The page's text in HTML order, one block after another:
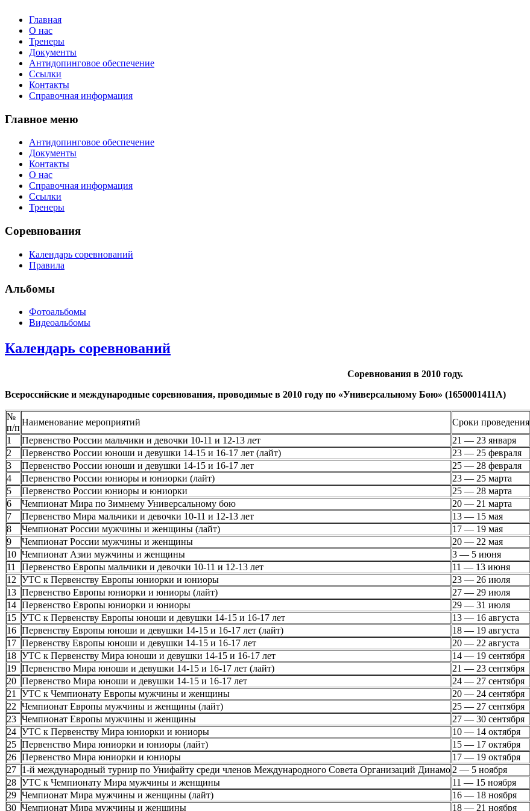
Главная
О нас
Тренеры
Документы
Антидопинговое обеспечение
Ссылки
Контакты
Справочная информация
Главное меню
Антидопинговое обеспечение
Документы
Контакты
О нас
Справочная информация
Ссылки
Тренеры
Соревнования
Календарь соревнований
Правила
Альбомы
Фотоальбомы
Видеоальбомы
Календарь соревнований
Соревнования в 2010 году.
Всероссийские и международные соревнования, проводимые в 2010 году по «Универсальному Бою» (1650001411А)
№
п/п
Наименование мероприятий Сроки проведения
1
Первенство России мальчики и девочки 10-11 и 12-13 лет 21 — 23 января
2
Первенство России юноши и девушки 14-15 и 16-17 лет (лайт) 23 — 25 февраля
3
Первенство России юноши и девушки 14-15 и 16-17 лет 25 — 28 февраля
4
Первенство России юниоры и юниорки (лайт) 23 — 25 марта
5
Первенство России юниоры и юниорки 25 — 28 марта
6
Чемпионат Мира по Зимнему Универсальному бою 20 — 21 марта
7
Первенство Мира мальчики и девочки 10-11 и 12-13 лет 13 — 15 мая
8
Чемпионат России мужчины и женщины (лайт) 17 — 19 мая
9
Чемпионат России мужчины и женщины 20 — 22 мая
10 Чемпионат Азии мужчины и женщины 3 — 5 июня
11
Первенство Европы мальчики и девочки 10-11 и 12-13 лет 11 — 13 июня
12 УТС к Первенству Европы юниорки и юниоры 23 — 26 июля
13 Первенство Европы юниорки и юниоры (лайт) 27 — 29 июля
14 Первенство Европы юниорки и юниоры 29 — 31 июля
15 УТС к Первенству Европы юноши и девушки 14-15 и 16-17 лет 13 — 16 августа
16 Первенству Европы юноши и девушки 14-15 и 16-17 лет (лайт) 18 — 19 августа
17 Первенству Европы юноши и девушки 14-15 и 16-17 лет 20 — 22 августа
18 УТС к Первенству Мира юноши и девушки 14-15 и 16-17 лет 14 — 19 сентября
19 Первенство Мира юноши и девушки 14-15 и 16-17 лет (лайт) 21 — 23 сентября
20 Первенство Мира юноши и девушки 14-15 и 16-17 лет 24 — 27 сентября
21
УТС к Чемпионату Европы мужчины и женщины 20 — 24 сентября
22 Чемпионат Европы мужчины и женщины (лайт) 25 — 27 сентября
23 Чемпионат Европы мужчины и женщины 27 — 30 сентября
24 УТС к Первенству Мира юниорки и юниоры 10 — 14 октября
25 Первенство Мира юниорки и юниоры (лайт) 15 — 17 октября
26 Первенство Мира юниорки и юниоры 17 — 19 октября
27 1-й международный турнир по Унифайту среди членов Международного Совета Организаций Динамо 2 — 5 ноября
28 УТС к Чемпионату Мира мужчины и женщины 11 — 15 ноября
29 Чемпионат Мира мужчины и женщины (лайт) 16 — 18 ноября
30 Чемпионат Мира мужчины и женщины 18 — 21 ноября